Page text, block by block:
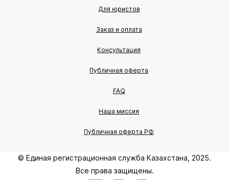
Для юристов
Заказ и оплата
Консультация
Публичная оферта
FAQ
Наша миссия
Публичная оферта РФ
© Единая регистрационная служба Казахстана, 2025.
Все права защищены.